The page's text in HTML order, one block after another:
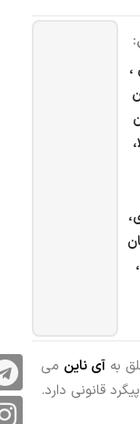
،
به آی ناین می
قانونی دارد.